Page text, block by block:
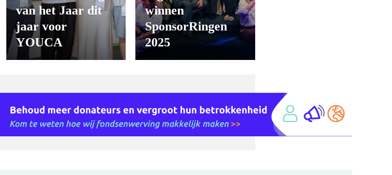
van het Jaar dit
jaar voor
YOUCA
winnen
SponsorRingen
2025